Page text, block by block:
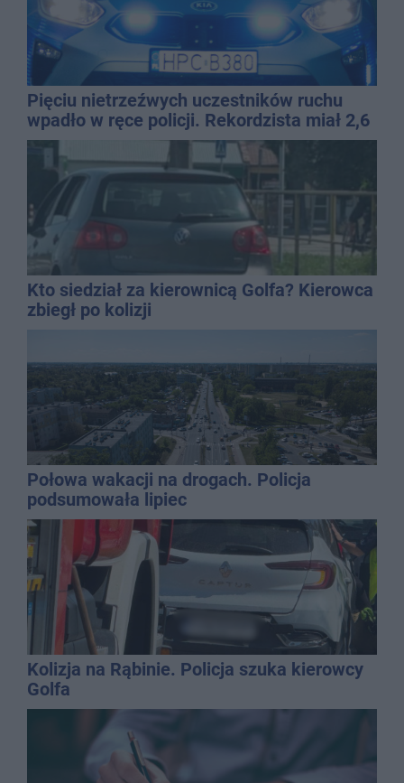
Pięciu nietrzeźwych uczestników ruchu
wpadło w ręce policji. Rekordzista miał 2,6
promila
Kto siedział za kierownicą Golfa? Kierowca
zbiegł po kolizji
Połowa wakacji na drogach. Policja
podsumowała lipiec
Kolizja na Rąbinie. Policja szuka kierowcy
Golfa